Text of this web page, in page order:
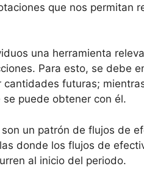
que nos permitan
una herramienta
Para esto, se debe
futuras;
puede obtener con él.
un patrón de flujos de
donde los flujos de
al inicio del periodo.